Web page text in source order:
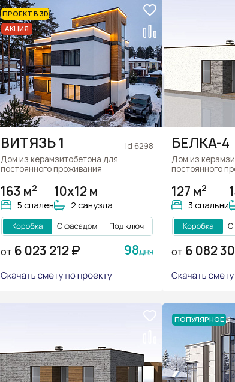
ВИТЯЗЬ 1
id 6298
Дом из керамзитобетона для
постоянного проживания
163 м2
5 спален
10x12 м
2 санузла
ОТ 6 023 212 ₽ 98
ПРОЕКТ В 3D
АКЦИЯ
БЕЛКА-4
Дом из
постоянного
127 м2
3 спальни
ОТ 6 082
ПОПУЛЯРНОЕ